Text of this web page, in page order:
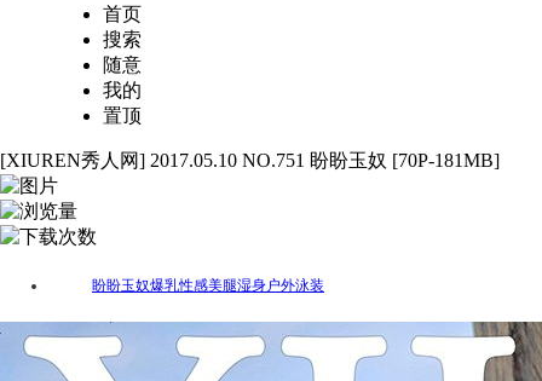
首页
搜索
随意
我的
置顶
[XIUREN秀人网] 2017.05.10 NO.751 盼盼玉奴 [70P-181MB]
盼盼玉奴爆乳性感美腿湿身户外泳装